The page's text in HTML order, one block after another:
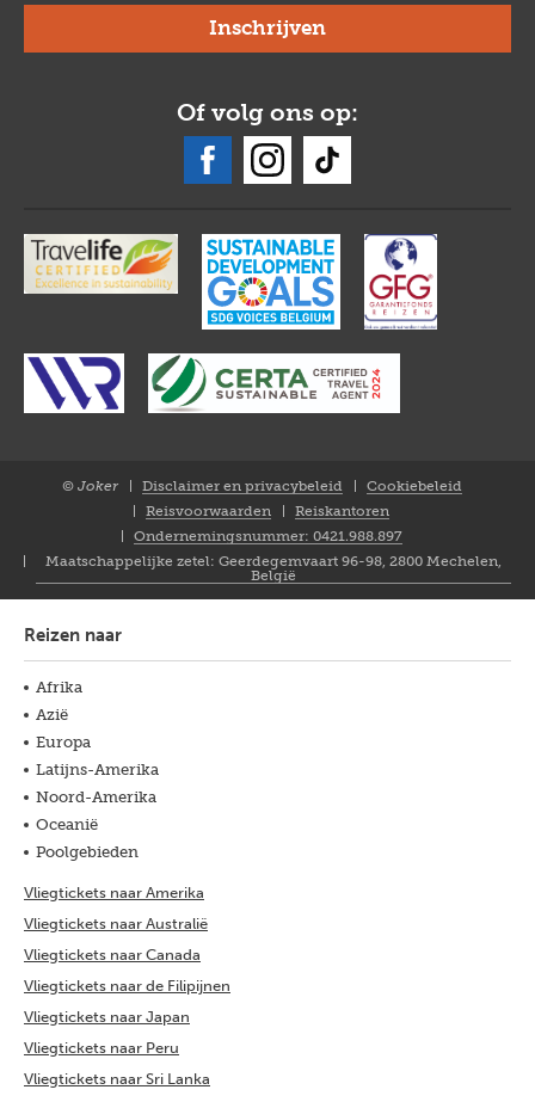
Of volg ons op:
© Joker
Disclaimer en privacybeleid
Cookiebeleid
Reisvoorwaarden
Reiskantoren
Ondernemingsnummer: 0421.988.897
Maatschappelijke zetel: Geerdegemvaart 96-98, 2800 Mechelen,
België
Reizen naar
Afrika
Azië
Europa
Latijns-Amerika
Noord-Amerika
Oceanië
Poolgebieden
Vliegtickets naar Amerika
Vliegtickets naar Australië
Vliegtickets naar Canada
Vliegtickets naar de Filipijnen
Vliegtickets naar Japan
Vliegtickets naar Peru
Vliegtickets naar Sri Lanka